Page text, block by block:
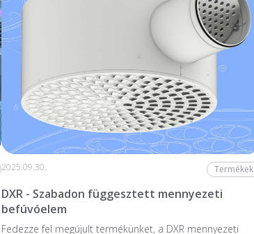
2025.09.30. Termékek
DXR - Szabadon függesztett mennyezeti
befúvóelem
Fedezze fel megújult termékünket, a DXR mennyezeti